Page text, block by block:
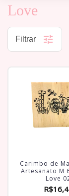
Love
Filtrar
Carimbo de
Artesanato M
Love